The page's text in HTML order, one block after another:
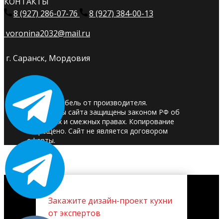
8 (927) 286-07-76
8 (927) 384-00-13
voronina2032@mail.ru
г. Саранск, Мордовия
© 2025. Мебель от производителя.
Материалы сайта защищены законом РФ об
авторских и смежных правах. Копирование
запрещено. Сайт не является договором
оферты.
Закажите дизайн-проект кухни
от экспертов